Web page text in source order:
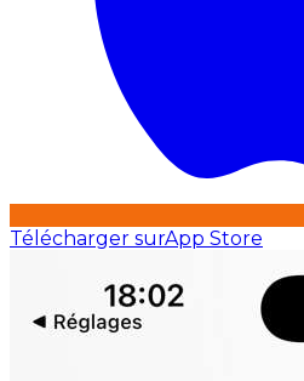
Télécharger surApp Store